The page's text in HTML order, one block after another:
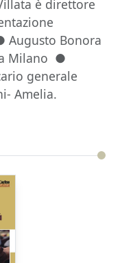
è direttore
Augusto Bonora
Milano ●
generale
Amelia.